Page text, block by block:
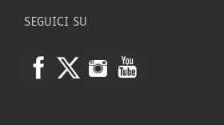
SEGUICI SU